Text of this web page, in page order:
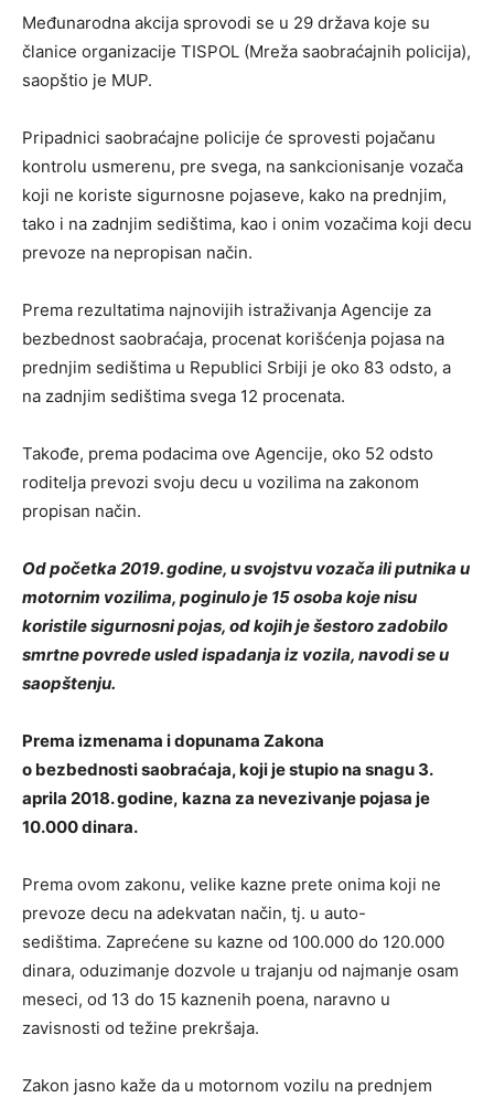
Međunarodna akcija sprovodi se u 29 država koje su
članice organizacije TISPOL (Mreža saobraćajnih policija),
saopštio je MUP.
Pripadnici saobraćajne policije će sprovesti pojačanu
kontrolu usmerenu, pre svega, na sankcionisanje vozača
koji ne koriste sigurnosne pojaseve, kako na prednjim,
tako i na zadnjim sedištima, kao i onim vozačima koji decu
prevoze na nepropisan način.
Prema rezultatima najnovijih istraživanja Agencije za
bezbednost saobraćaja, procenat korišćenja pojasa na
prednjim sedištima u Republici Srbiji je oko 83 odsto, a
na zadnjim sedištima svega 12 procenata.
Takođe, prema podacima ove Agencije, oko 52 odsto
roditelja prevozi svoju decu u vozilima na zakonom
propisan način.
Od početka 2019. godine, u svojstvu vozača ili putnika u
motornim vozilima, poginulo je 15 osoba koje nisu
koristile sigurnosni pojas, od kojih je šestoro zadobilo
smrtne povrede usled ispadanja iz vozila, navodi se u
saopštenju.
Prema izmenama i dopunama Zakona
o bezbednosti saobraćaja, koji je stupio na snagu 3.
aprila 2018. godine, kazna za nevezivanje pojasa je
10.000 dinara.
Prema ovom zakonu, velike kazne prete onima koji ne
prevoze decu na adekvatan način, tj. u auto-
sedištima. Zaprećene su kazne od 100.000 do 120.000
dinara, oduzimanje dozvole u trajanju od najmanje osam
meseci, od 13 do 15 kaznenih poena, naravno u
zavisnosti od težine prekršaja.
Zakon jasno kaže da u motornom vozilu na prednjem